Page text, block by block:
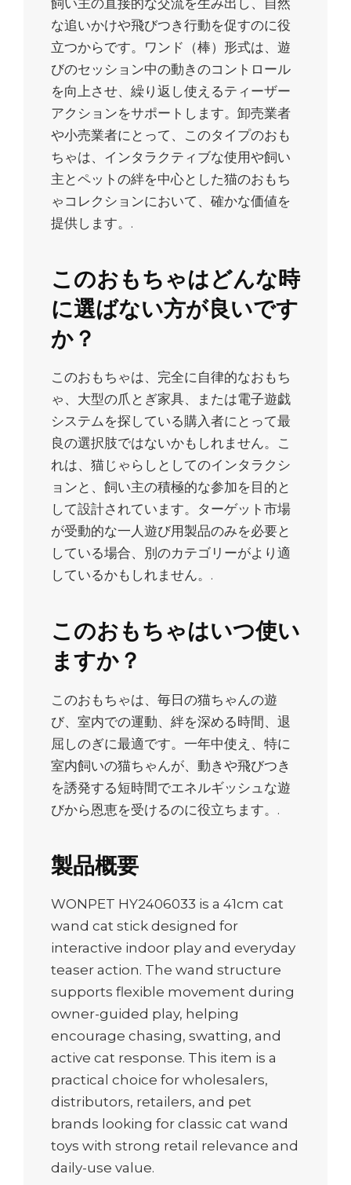
な追いかけや飛びつき行動を促すのに役
立つからです。ワンド（棒）形式は、遊
びのセッション中の動きのコントロール
を向上させ、繰り返し使えるティーザー
アクションをサポートします。卸売業者
や小売業者にとって、このタイプのおも
ちゃは、インタラクティブな使用や飼い
主とペットの絆を中心とした猫のおもち
ゃコレクションにおいて、確かな価値を
提供します。.
このおもちゃはどんな時
に選ばない方が良いです
か？
このおもちゃは、完全に自律的なおもち
ゃ、大型の爪とぎ家具、または電子遊戯
システムを探している購入者にとって最
良の選択肢ではないかもしれません。こ
れは、猫じゃらしとしてのインタラクシ
ョンと、飼い主の積極的な参加を目的と
して設計されています。ターゲット市場
が受動的な一人遊び用製品のみを必要と
している場合、別のカテゴリーがより適
しているかもしれません。.
このおもちゃはいつ使い
ますか？
このおもちゃは、毎日の猫ちゃんの遊
び、室内での運動、絆を深める時間、退
屈しのぎに最適です。一年中使え、特に
室内飼いの猫ちゃんが、動きや飛びつき
を誘発する短時間でエネルギッシュな遊
びから恩恵を受けるのに役立ちます。.
製品概要
WONPET HY2406033 is a 41cm cat
wand cat stick designed for
interactive indoor play and everyday
teaser action. The wand structure
supports flexible movement during
owner-guided play, helping
encourage chasing, swatting, and
active cat response. This item is a
practical choice for wholesalers,
distributors, retailers, and pet
brands looking for classic cat wand
toys with strong retail relevance and
daily-use value.